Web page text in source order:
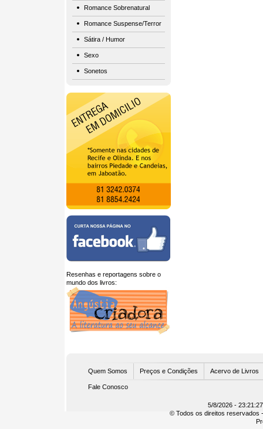
Romance Sobrenatural
Romance Suspense/Terror
Sátira / Humor
Sexo
Sonetos
Resenhas e reportagens sobre o
mundo dos livros:
Quem Somos Preços e Condições Acervo de Livros
Fale Conosco
5/8/2026 -
© Todos os direitos reservados